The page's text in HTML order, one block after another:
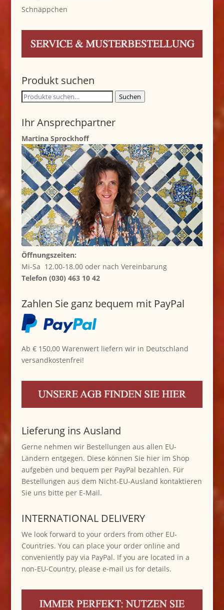
Schnäppchen
Produkt suchen
Suche
Suchen
Ihr Ansprechpartner
Martina Sprockhoff
Öffnungszeiten:
Mi-Sa 12.00-18.00 oder nach Vereinbarung
Telefon (030) 463 10 42
Zahlen Sie ganz bequem mit PayPal
Ab € 150,00 Warenwert liefern wir in Deutschland
versandkostenfrei!
Lieferung ins Ausland
Gerne nehmen wir Bestellungen aus allen EU-
Ländern entgegen. Diese können Sie hier im Shop
aufgeben und bequem per PayPal bezahlen. Für
Bestellungen aus dem Nicht-EU-Ausland kontaktieren
Sie uns bitte per E-Mail.
INTERNATIONAL DELIVERY
We look forward to your orders from other EU-
Countries. You can place your order online and
conveniently pay via PayPal. If you are located in a
non-EU-Country, please e-mail us for details.